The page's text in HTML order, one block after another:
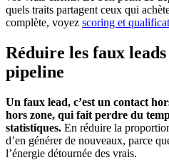
quels traits partagent ceux qui
complète, voyez scoring et
Réduire les faux
pipeline
Un faux lead, c’est un contact
hors zone, qui fait perdre du
statistiques. En réduire la
d’en générer de nouveaux, parce
l’énergie détournée des vrais.